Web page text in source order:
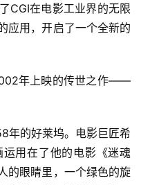
CGI在电影工业界的无限
应用，开启了一个全新的
年上映的传世之作——
年的好莱坞。电影巨匠希
用在了他的电影《迷魂
的眼睛里，一个绿色的旋